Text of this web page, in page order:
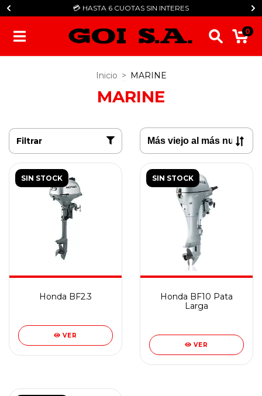
💳​ HASTA 6 CUOTAS SIN INTERES
0
Inicio > MARINE
MARINE
Filtrar
SIN STOCK
Honda BF2.3
VER
SIN STOCK
Honda BF10 Pata
Larga
VER